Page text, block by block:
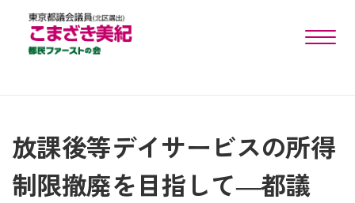
toggle
放課後等デイサービスの所得
制限撤廃を目指して―都議